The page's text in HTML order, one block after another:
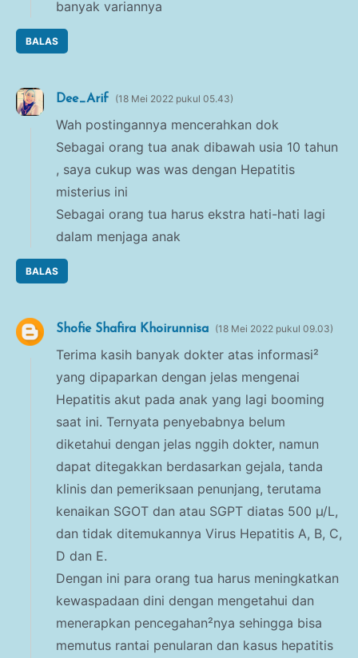
banyak variannya
BALAS
Dee_Arif 18 Mei 2022 pukul 05.43
Wah postingannya mencerahkan dok
Sebagai orang tua anak dibawah usia 10 tahun
, saya cukup was was dengan Hepatitis
misterius ini
Sebagai orang tua harus ekstra hati-hati lagi
dalam menjaga anak
BALAS
Shofie Shafira Khoirunnisa 18 Mei 2022 pukul 09.03
Terima kasih banyak dokter atas informasi²
yang dipaparkan dengan jelas mengenai
Hepatitis akut pada anak yang lagi booming
saat ini. Ternyata penyebabnya belum
diketahui dengan jelas nggih dokter, namun
dapat ditegakkan berdasarkan gejala, tanda
klinis dan pemeriksaan penunjang, terutama
kenaikan SGOT dan atau SGPT diatas 500 µ/L,
dan tidak ditemukannya Virus Hepatitis A, B, C,
D dan E.
Dengan ini para orang tua harus meningkatkan
kewaspadaan dini dengan mengetahui dan
menerapkan pencegahan²nya sehingga bisa
memutus rantai penularan dan kasus hepatitis